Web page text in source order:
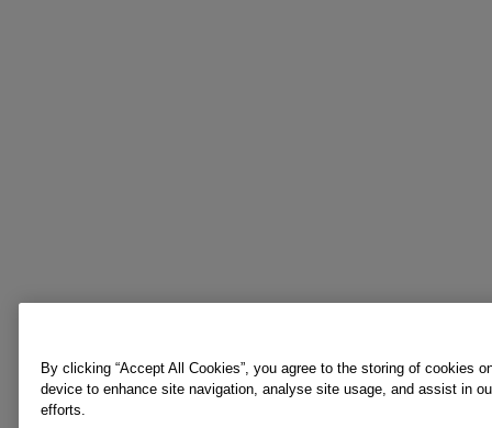
device to enhance site navigation, analyse site usage, and assist in